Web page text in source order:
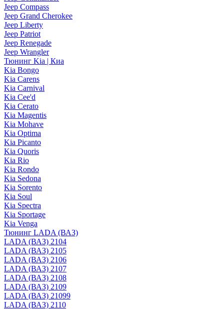
Jeep Compass
Jeep Grand Cherokee
Jeep Liberty
Jeep Patriot
Jeep Renegade
Jeep Wrangler
Тюнинг Kia | Киа
Kia Bongo
Kia Carens
Kia Carnival
Kia Cee'd
Kia Cerato
Kia Magentis
Kia Mohave
Kia Optima
Kia Picanto
Kia Quoris
Kia Rio
Kia Rondo
Kia Sedona
Kia Sorento
Kia Soul
Kia Spectra
Kia Sportage
Kia Venga
Тюнинг LADA (ВАЗ)
LADA (ВАЗ) 2104
LADA (ВАЗ) 2105
LADA (ВАЗ) 2106
LADA (ВАЗ) 2107
LADA (ВАЗ) 2108
LADA (ВАЗ) 2109
LADA (ВАЗ) 21099
LADA (ВАЗ) 2110